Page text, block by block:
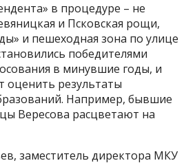
в процедуре – не
и Псковская рощи,
и пешеходная зона по улице
победителями
в минувшие годы, и
оценить результаты
Например, бывшие
Вересова расцветают на
заместитель директора МКУ